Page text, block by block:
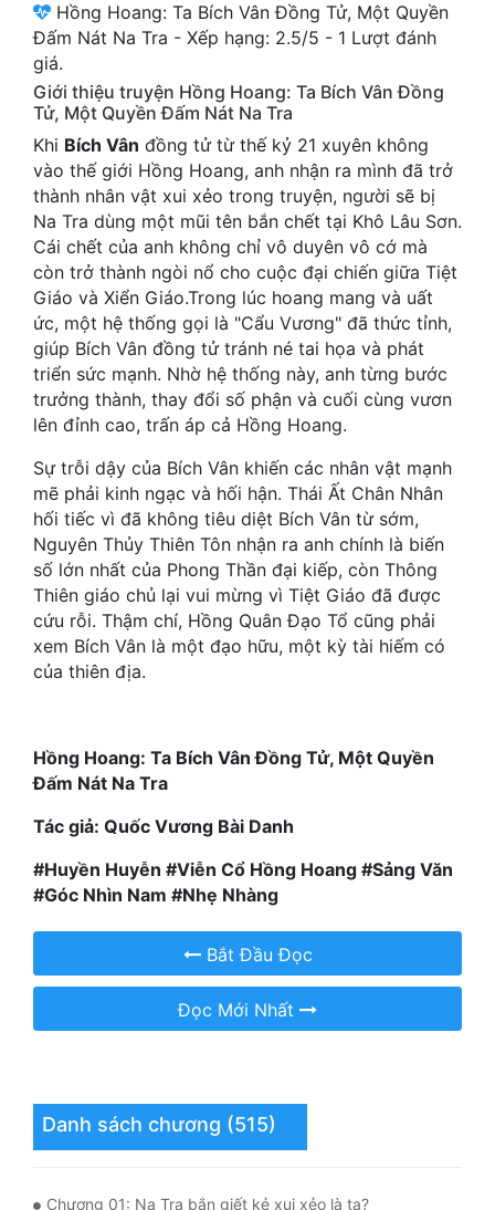
Dã Sử
Dị Giới
Dị Năng
Gia Đấu
Góc Nhìn Nam
Góc Nhìn Nữ
Huyền Huyễn
Huyền Nghi
Huyền Ảo
Hài Hước
Hệ Thống
Học Đường
Khoa Huyễn
Khoa Huyễn Không Gian
Kinh Dị
Kỳ Ảo
Linh Dị
Làm Giàu
Ngược
Hồng Hoang: Ta Bích Vân Đồng Tử, Một Quyền
Đấm Nát Na Tra - Xếp hạng: 2.5/5 - 1 Lượt đánh
giá.
Giới thiệu truyện Hồng Hoang: Ta Bích Vân Đồng
Tử, Một Quyền Đấm Nát Na Tra
Khi Bích Vân đồng tử từ thế kỷ 21 xuyên không
vào thế giới Hồng Hoang, anh nhận ra mình đã trở
thành nhân vật xui xẻo trong truyện, người sẽ bị
Na Tra dùng một mũi tên bắn chết tại Khô Lâu Sơn.
Cái chết của anh không chỉ vô duyên vô cớ mà
còn trở thành ngòi nổ cho cuộc đại chiến giữa Tiệt
Giáo và Xiển Giáo.Trong lúc hoang mang và uất
ức, một hệ thống gọi là "Cẩu Vương" đã thức tỉnh,
giúp Bích Vân đồng tử tránh né tai họa và phát
triển sức mạnh. Nhờ hệ thống này, anh từng bước
trưởng thành, thay đổi số phận và cuối cùng vươn
lên đỉnh cao, trấn áp cả Hồng Hoang.
Sự trỗi dậy của Bích Vân khiến các nhân vật mạnh
mẽ phải kinh ngạc và hối hận. Thái Ất Chân Nhân
hối tiếc vì đã không tiêu diệt Bích Vân từ sớm,
Nguyên Thủy Thiên Tôn nhận ra anh chính là biến
số lớn nhất của Phong Thần đại kiếp, còn Thông
Thiên giáo chủ lại vui mừng vì Tiệt Giáo đã được
cứu rỗi. Thậm chí, Hồng Quân Đạo Tổ cũng phải
xem Bích Vân là một đạo hữu, một kỳ tài hiếm có
của thiên địa.
Hồng Hoang: Ta Bích Vân Đồng Tử, Một Quyền
Đấm Nát Na Tra
Tác giả: Quốc Vương Bài Danh
#Huyền Huyễn #Viễn Cổ Hồng Hoang #Sảng Văn
#Góc Nhìn Nam #Nhẹ Nhàng
Bắt Đầu Đọc
Đọc Mới Nhất
Danh sách chương (515)
Chương 01: Na Tra bắn giết kẻ xui xẻo là ta?